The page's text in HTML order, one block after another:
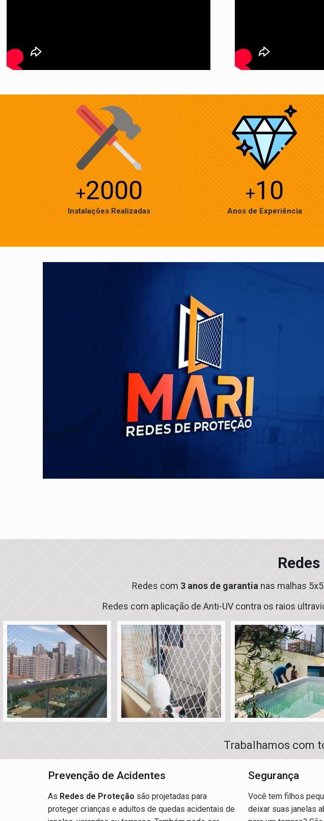
+2000
Instalações Realizadas
+10
Anos de Experiência
Redes com 3 anos de garantia nas malhas
Redes com aplicação de Anti-UV contra os raios
Trabalhamos com
Prevenção de Acidentes
As Redes de Proteção são projetadas para
proteger crianças e adultos de quedas acidentais de
Segurança
Você tem filhos
deixar suas janelas